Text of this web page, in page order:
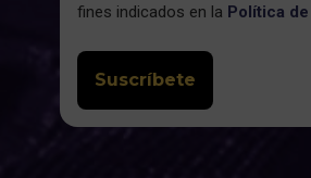
fines indicados en la Política